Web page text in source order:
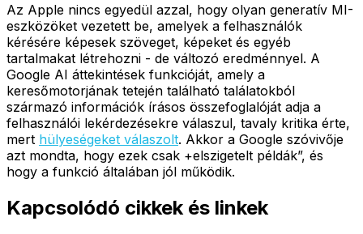
Az Apple nincs egyedül azzal, hogy olyan generatív MI-
eszközöket vezetett be, amelyek a felhasználók
kérésére képesek szöveget, képeket és egyéb
tartalmakat létrehozni - de változó eredménnyel. A
Google AI áttekintések funkcióját, amely a
keresőmotorjának tetején található találatokból
származó információk írásos összefoglalóját adja a
felhasználói lekérdezésekre válaszul, tavaly kritika érte,
mert hülyeségeket válaszolt. Akkor a Google szóvivője
azt mondta, hogy ezek csak +elszigetelt példák”, és
hogy a funkció általában jól működik.
Kapcsolódó cikkek és linkek